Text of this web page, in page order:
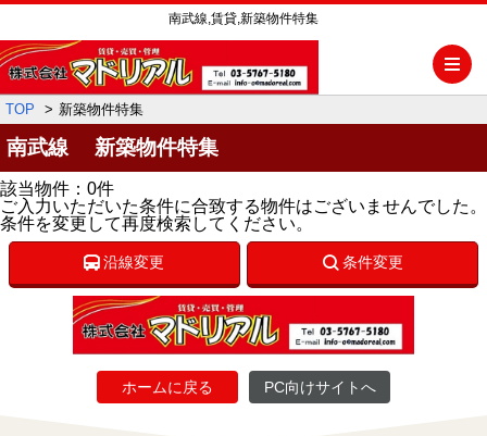
南武線,賃貸,新築物件特集
TOP 新築物件特集
南武線 新築物件特集
該当物件：0件
ご入力いただいた条件に合致する物件はございませんでした。
条件を変更して再度検索してください。
沿線変更 条件変更
ホームに戻る PC向けサイトへ